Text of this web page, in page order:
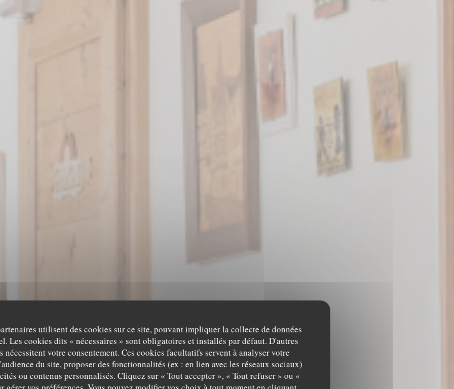
utilisent des cookies sur ce site, pouvant impliquer la collecte de données
Les cookies dits « nécessaires » sont obligatoires et installés par défaut. D'autres
votre consentement. Ces cookies facultatifs servent à analyser votre
du site, proposer des fonctionnalités (ex : en lien avec les réseaux sociaux)
ou contenus personnalisés. Cliquez sur « Tout accepter », « Tout refuser » ou «
TRADITIONNEL ALSACIEN• PLOBSHEIM, STRASBOURG